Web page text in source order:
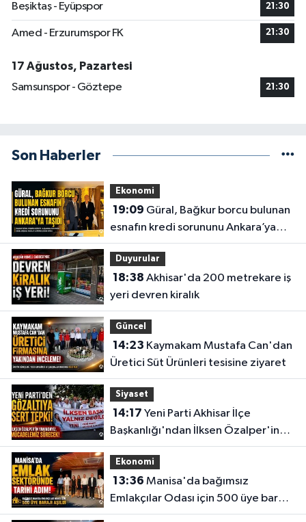
Beşiktaş - Eyüpspor 21:30
Amed - Erzurumspor FK 21:30
17 Ağustos, Pazartesi
Samsunspor - Göztepe
21:30
Son Haberler
Ekonomi
19:09
esnafın kredi sorununu Ankara’ya
taşıdı
Duyurular
18:38
yeri devren kiralık
Güncel
14:23
Üretici Süt Ürünleri tesisine ziyaret
Siyaset
14:17
Başkanlığı'ndan İlksen Özalper'in
gözaltına alınmasına tepki
Ekonomi
13:36
Emlakçılar Odası için 500 üye barajı
aşıldı